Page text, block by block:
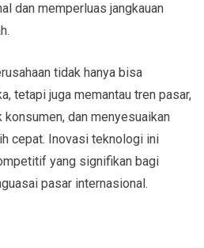
dan memperluas jangkauan
tidak hanya bisa
tetapi juga memantau tren pasar,
dan menyesuaikan
cepat. Inovasi teknologi ini
yang signifikan bagi
pasar internasional.